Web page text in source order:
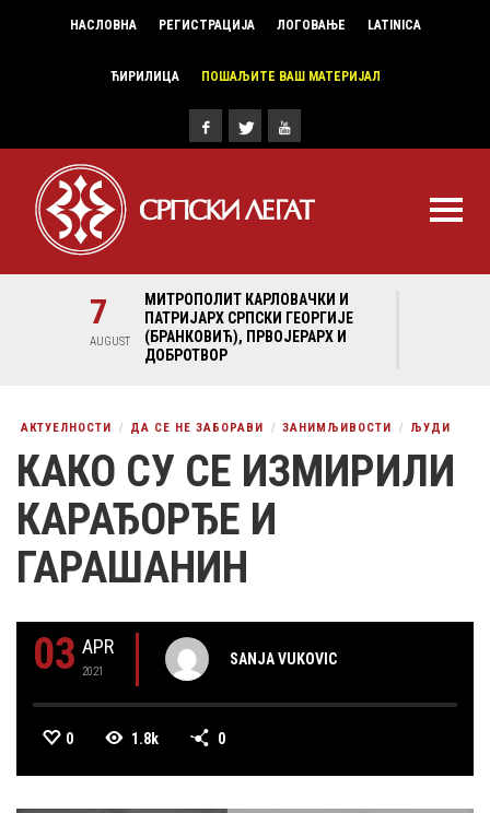
НАСЛОВНА РЕГИСТРАЦИЈА ЛОГОВАЊЕ LATINICA
ЋИРИЛИЦА ПОШАЉИТЕ ВАШ МАТЕРИЈАЛ
7
AUGUST
МИТРОПОЛИТ КАРЛОВАЧКИ И
ПАТРИЈАРХ СРПСКИ ГЕОРГИЈЕ
(БРАНКОВИЋ), ПРВОЈЕРАРХ И
ДОБРОТВОР
АКТУЕЛНОСТИ ДА СЕ НЕ ЗАБОРАВИ ЗАНИМЉИВОСТИ ЉУДИ
КАКО СУ СЕ ИЗМИРИЛИ
КАРАЂОРЂЕ И
ГАРАШАНИН
03 APR
2021
SANJA VUKOVIC
0 1.8k 0